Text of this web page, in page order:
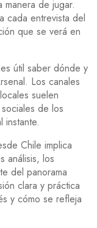
de jugar.
cada entrevista del
que se verá en
útil saber dónde y
Los canales
suelen
de los
instante.
Chile implica
análisis, los
del panorama
clara y práctica
y cómo se refleja